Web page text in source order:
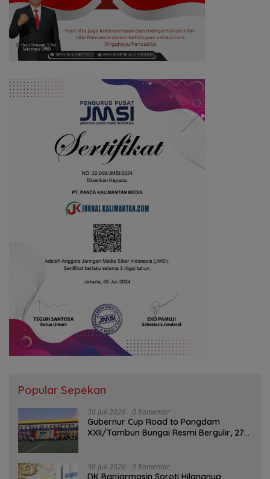
Popular Sepekan
30 Juli 2026 0 Komentar
Gubernur Cup Road to Pangdam
XXII/Tambun Bungai Resmi Bergulir, 27
30 Juli 2026 0 Komentar
DK Banjarmasin Soroti Hilangnya